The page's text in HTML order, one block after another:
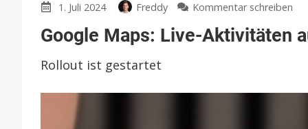
1. Juli 2024 Freddy Kommentar schreiben
Google Maps: Live-Aktivitäten
Rollout ist gestartet